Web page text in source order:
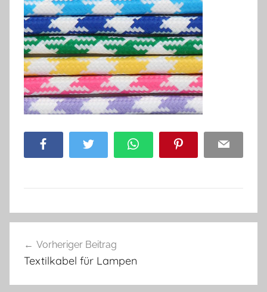
Facebook Twitter WhatsApp Pinterest Email
Vorheriger Beitrag
Textilkabel für Lampen